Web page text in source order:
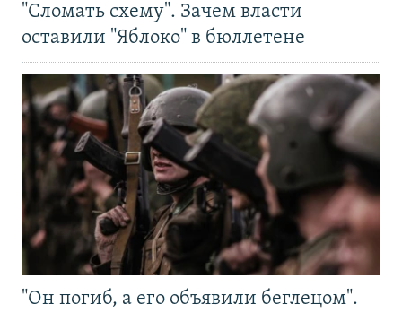
"Сломать схему". Зачем власти
оставили "Яблоко" в бюллетене
"Он погиб, а его объявили беглецом".